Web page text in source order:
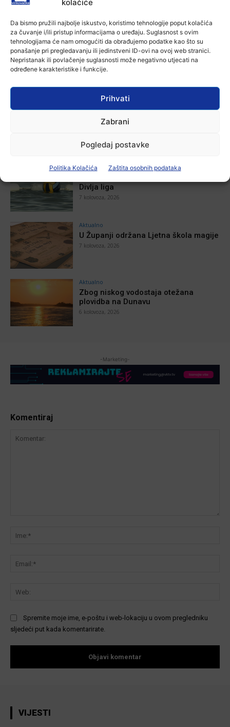
kolačiće
Da bismo pružili najbolje iskustvo, koristimo tehnologije poput kolačića
za čuvanje i/ili pristup informacijama o uređaju. Suglasnost s ovim
tehnologijama će nam omogućiti da obrađujemo podatke kao što su
ponašanje pri pregledavanju ili jedinstveni ID-ovi na ovoj web stranici.
Nepristanak ili povlačenje suglasnosti može negativno utjecati na
određene karakteristike i funkcije.
Prihvati
Zabrani
Pogledaj postavke
Politika Kolačića Zaštita osobnih podataka
Aktualno
plovidba na Dunavu
Ana Tokić - 6 kolovoza, 2026
Aktualno
Autoklub Vinkovci u rujnu će obilježiti
7 kolovoza, 2026
Aktualno
Divlja liga
7 kolovoza, 2026
Aktualno
U Županji održana Ljetna škola magije
7 kolovoza, 2026
Aktualno
Zbog niskog vodostaja otežana
plovidba na Dunavu
6 kolovoza, 2026
-Marketing-
Komentiraj
Spremite moje ime, e-poštu i web-lokaciju u ovom pregledniku
sljedeći put kada komentarirate.
VIJESTI